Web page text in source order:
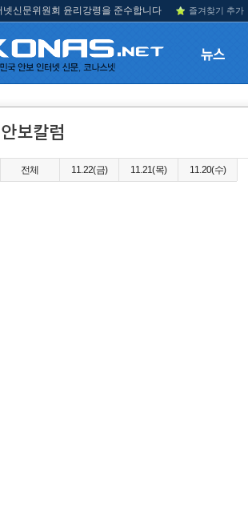
넷신문위원회 윤리강령을 준수합니다 즐겨찾기 추가
전체 11.22(금) 11.21(목) 11.20(수)